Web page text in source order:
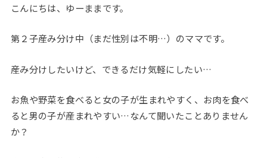
こんにちは、ゆーままです。
第２子産み分け中（まだ性別は不明…）のママです。
産み分けしたいけど、できるだけ気軽にしたい…
お魚や野菜を食べると女の子が生まれやすく、お肉を食べ
ると男の子が産まれやすい…なんて聞いたことありません
か？